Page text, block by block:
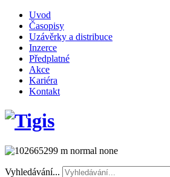
Uvod
Časopisy
Uzávěrky a distribuce
Inzerce
Předplatné
Akce
Kariéra
Kontakt
Vyhledávání...